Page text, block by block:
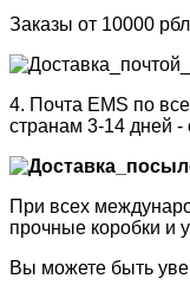
Заказы от 10000
4. Почта EMS по
странам 3-14 дней -
При всех
прочные коробки и
Вы можете быть